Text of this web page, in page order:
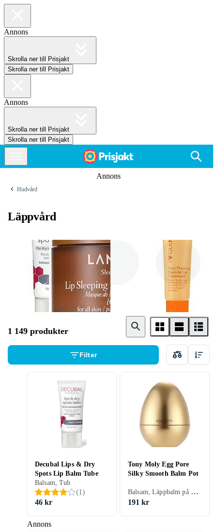
Annons
Skrolla ner till Prisjakt
Skrolla ner till Prisjakt
Annons
Skrolla ner till Prisjakt
Skrolla ner till Prisjakt
Annons
Hudvård
Läppvård
Balsam Mask Skrubb
1 149 produkter
Filter
Annons
Decubal Lips & Dry
Spots Lip Balm Tube
Balsam, Tub
(1)
46 kr
Tony Moly Egg Pore
Silky Smooth Balm Pot
Balsam, Läppbalm på burk
191 kr